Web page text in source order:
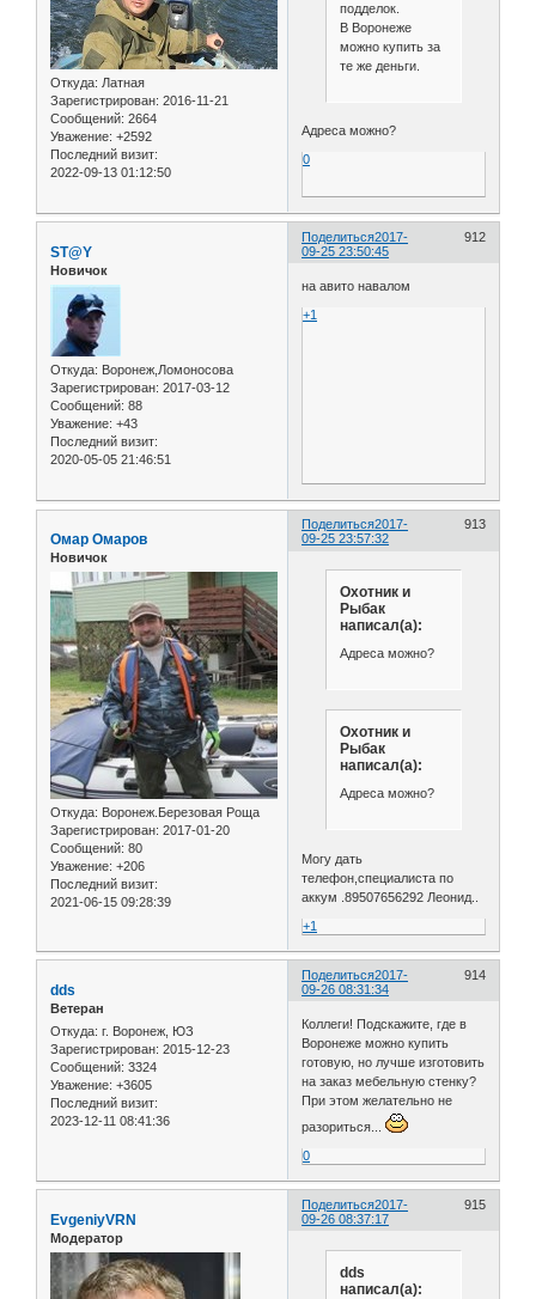
Откуда: Латная
Зарегистрирован: 2016-11-21
Сообщений: 2664
Уважение: +2592
Последний визит:
2022-09-13 01:12:50
подделок.
В Воронеже
можно купить за
те же деньги.
Адреса можно?
0
Поделиться 912
2017-
09-25 23:50:45
ST@Y
Новичок
Откуда: Воронеж,Ломоносова
Зарегистрирован: 2017-03-12
Сообщений: 88
Уважение: +43
Последний визит:
2020-05-05 21:46:51
на авито навалом
+1
Поделиться 913
2017-
09-25 23:57:32
Омар Омаров
Новичок
Откуда: Воронеж.Березовая Роща
Зарегистрирован: 2017-01-20
Сообщений: 80
Уважение: +206
Последний визит:
2021-06-15 09:28:39
Охотник и
Рыбак
написал(а):
Адреса можно?
Охотник и
Рыбак
написал(а):
Адреса можно?
Могу дать
телефон,специалиста по
аккум .89507656292 Леонид..
+1
Поделиться 914
2017-
09-26 08:31:34
dds
Ветеран
Откуда: г. Воронеж, ЮЗ
Зарегистрирован: 2015-12-23
Сообщений: 3324
Уважение: +3605
Последний визит:
2023-12-11 08:41:36
Коллеги! Подскажите, где в
Воронеже можно купить
готовую, но лучше изготовить
на заказ мебельную стенку?
При этом желательно не
разориться...
0
Поделиться 915
2017-
09-26 08:37:17
EvgeniyVRN
Модератор
dds
написал(а):